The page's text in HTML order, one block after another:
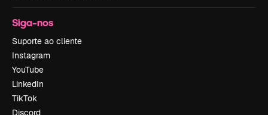
Siga-nos
Suporte ao cliente
Instagram
YouTube
LinkedIn
TikTok
Discord